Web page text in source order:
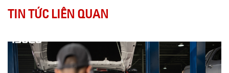
TIN TỨC LIÊN QUAN